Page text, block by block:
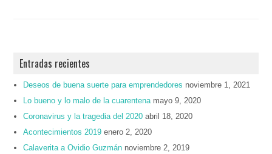
Entradas recientes
Deseos de buena suerte para emprendedores noviembre 1, 2021
Lo bueno y lo malo de la cuarentena mayo 9, 2020
Coronavirus y la tragedia del 2020 abril 18, 2020
Acontecimientos 2019 enero 2, 2020
Calaverita a Ovidio Guzmán noviembre 2, 2019